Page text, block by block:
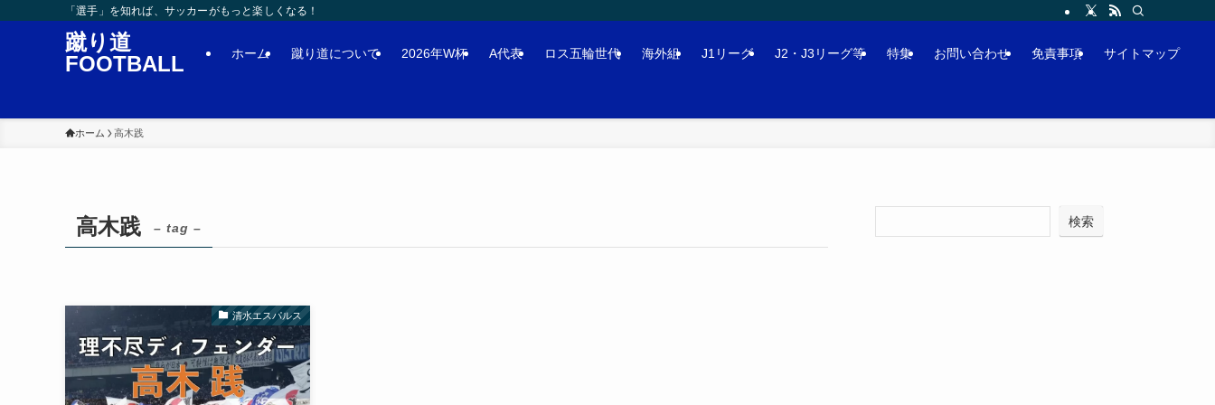
「選手」を知れば、サッカーがもっと楽しくなる！
蹴り道
FOOTBALL
ホーム 蹴り道について 2026年W杯 A代表 ロス五輪世代 海外組 J1リーグ J2・J3リーグ等 特集 お問い合わせ 免責事項 サイトマップ
ホーム 高木践
高木践 – tag –
清水エスパルス
検索